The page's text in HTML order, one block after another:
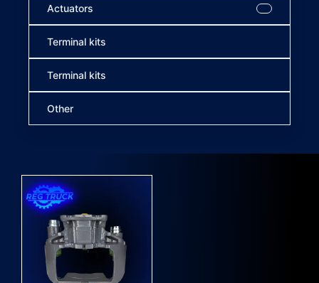
Actuators
Terminal kits
Terminal kits
Other